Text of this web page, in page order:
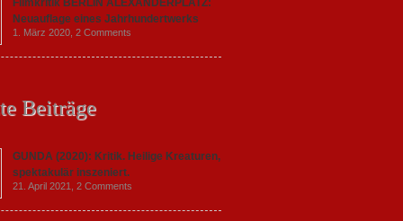
Filmkritik BERLIN ALEXANDERPLATZ:
Neuauflage eines Jahrhundertwerks
1. März 2020, 2 Comments
Beiträge
GUNDA (2020): Kritik. Heilige Kreaturen,
spektakulär inszeniert.
21. April 2021, 2 Comments